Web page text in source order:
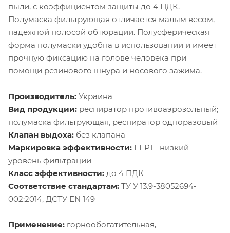
пыли, с коэффициентом защиты до 4 ПДК.
Полумаска фильтрующая отличается малым весом,
надежной полосой обтюрации. Полусферическая
форма полумаски удобна в использовании и имеет
прочную фиксацию на голове человека при
помощи резинового шнура и носового зажима.
Производитель: Украина
Вид продукции: респиратор противоаэрозольный;
полумаска фильтрующая, респиратор одноразовый
Клапан выдоха: без клапана
Маркировка эффективности: FFP1 - низкий
уровень фильтрации
Класс эффективности: до 4 ПДК
Соответствие стандартам: ТУ У 13.9-38052694-
002:2014, ДСТУ EN 149
Применение: горнообогатительная,